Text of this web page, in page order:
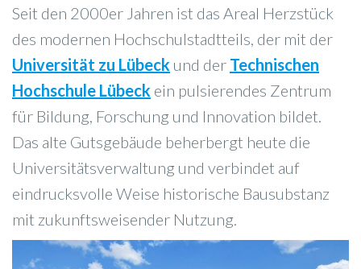
Seit den 2000er Jahren ist das Areal Herzstück
des modernen Hochschulstadtteils, der mit der
Universität zu Lübeck und der Technischen
Hochschule Lübeck ein pulsierendes Zentrum
für Bildung, Forschung und Innovation bildet.
Das alte Gutsgebäude beherbergt heute die
Universitätsverwaltung und verbindet auf
eindrucksvolle Weise historische Bausubstanz
mit zukunftsweisender Nutzung.